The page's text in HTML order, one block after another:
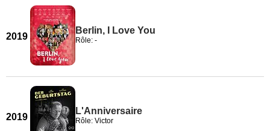
2019
Berlin, I Love You
Rôle: -
2019
L'Anniversaire
Rôle: Victor